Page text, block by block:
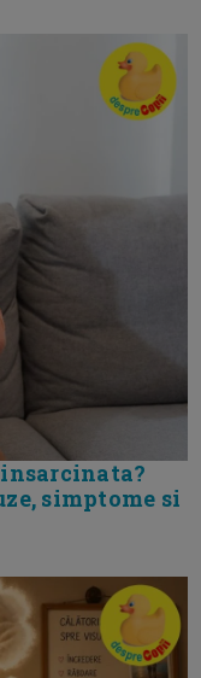
simptome si